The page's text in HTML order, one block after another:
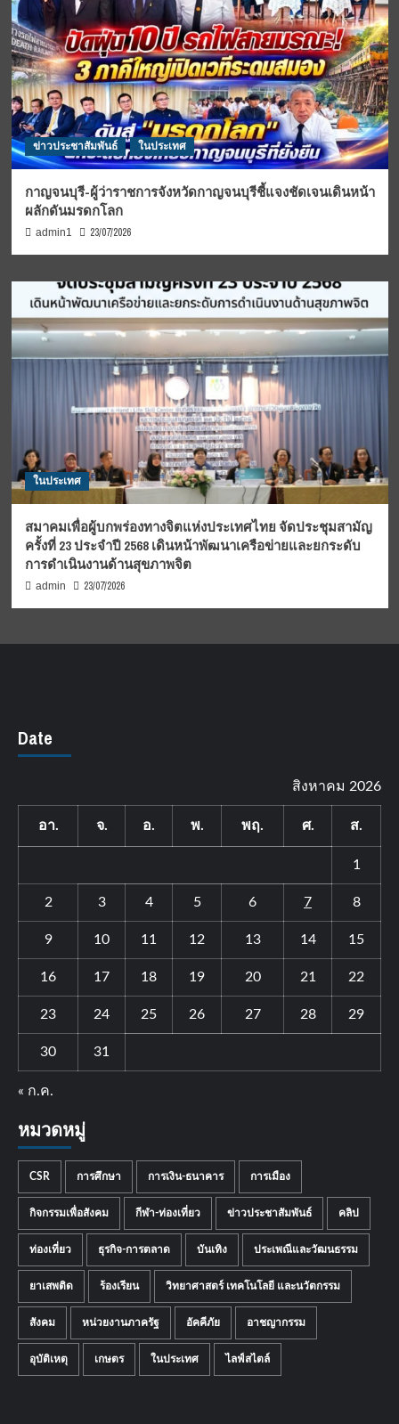
ข่าวประชาสัมพันธ์ ในประเทศ
กาญจนบุรี-ผู้ว่าราชการจังหวัดกาญจนบุรีชี้แจงชัดเจนเดินหน้า
ผลักดันมรดกโลก
admin1 23/07/2026
ในประเทศ
สมาคมเพื่อผู้บกพร่องทางจิตแห่งประเทศไทย จัดประชุมสามัญ
ครั้งที่ 23 ประจำปี 2568 เดินหน้าพัฒนาเครือข่ายและยกระดับ
การดำเนินงานด้านสุขภาพจิต
admin 23/07/2026
Date
สิงหาคม 2026
อา. จ. อ. พ. พฤ. ศ. ส.
1
2 3 4 5 6 7 8
9 10 11 12 13 14 15
16 17 18 19 20 21 22
23 24 25 26 27 28 29
30 31
« ก.ค.
หมวดหมู่
CSR การศึกษา การเงิน-ธนาคาร การเมือง
กิจกรรมเพื่อสังคม กีฬา-ท่องเที่ยว ข่าวประชาสัมพันธ์ คลิป
ท่องเที่ยว ธุรกิจ-การตลาด บันเทิง ประเพณีและวัฒนธรรม
ยาเสพติด ร้องเรียน วิทยาศาสตร์ เทคโนโลยี และนวัตกรรม
สังคม หน่วยงานภาครัฐ อัคคีภัย อาชญากรรม
อุบัติเหตุ เกษตร ในประเทศ ไลฟ์สไตล์